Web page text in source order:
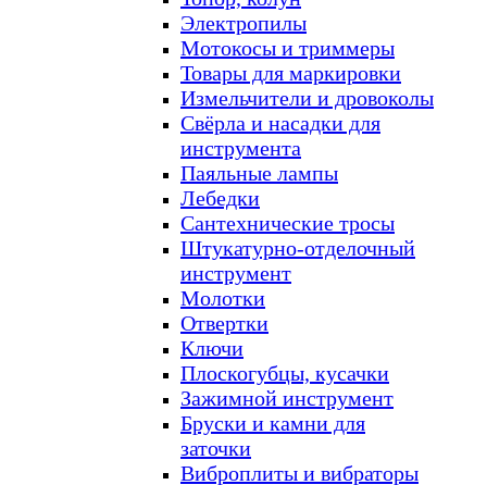
Электропилы
Мотокосы и триммеры
Товары для маркировки
Измельчители и дровоколы
Свёрла и насадки для
инструмента
Паяльные лампы
Лебедки
Сантехнические тросы
Штукатурно-отделочный
инструмент
Молотки
Отвертки
Ключи
Плоскогубцы, кусачки
Зажимной инструмент
Бруски и камни для
заточки
Виброплиты и вибраторы